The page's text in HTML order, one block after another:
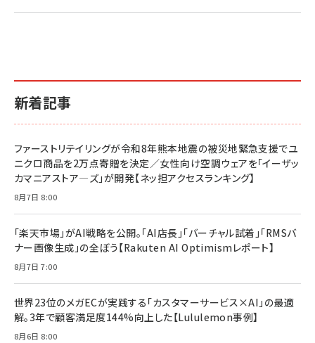
2億円を売り上げたプロが教える note×AI 最強の
小さな会社は戦略が9割
￥1,815
マーケティングの真実 P&G・グリコで学んだ失敗
￥2,200
anan(アンアン)2026/07/01号 No.2501[魅せる
anan(アンアン)2026/06/24号 No.2500増刊
anan(アンアン)2026/07/08号 No.2502[2026
年後半、あなたの恋と運命／山田涼介]
￥880
ママ投資家が育休中に１億貯めた株式投資
￥1,870
￥1,980
ベインキャピタル 企業価値向上力の秘密
ルな本質」
￥2,750
フィードバック経営 「沈黙の組織」から「高め合う
Amazonランキングをもっと見る
新着記事
ファーストリテイリングが令和8年熊本地震の被災地緊急支援でユ
ニクロ商品を2万点寄贈を決定／女性向け空調ウェアを「イーザッ
カマニアストア―ズ」が開発【ネッ担アクセスランキング】
8月7日 8:00
「楽天市場」がAI戦略を公開。「AI店長」「バーチャル試着」「RMSバ
ナー画像生成」の全ぼう【Rakuten AI Optimismレポート】
8月7日 7:00
世界23位のメガECが実践する「カスタマーサービス×AI」の最適
解。3年で顧客満足度144%向上した【Lululemon事例】
8月6日 8:00